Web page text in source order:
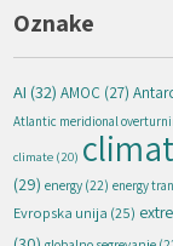
Oznake
AI (32) AMOC (27)
Atlantic meridional
climate (20)
(29) energy (22) energy
Evropska unija (25)